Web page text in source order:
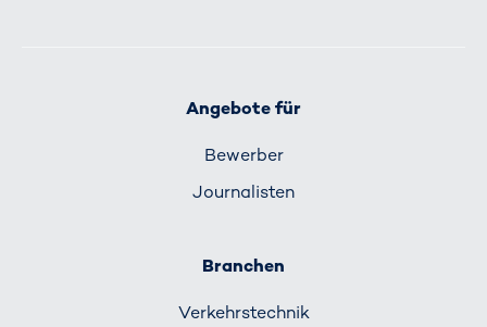
Angebote für
Bewerber
Journalisten
Branchen
Verkehrs­technik